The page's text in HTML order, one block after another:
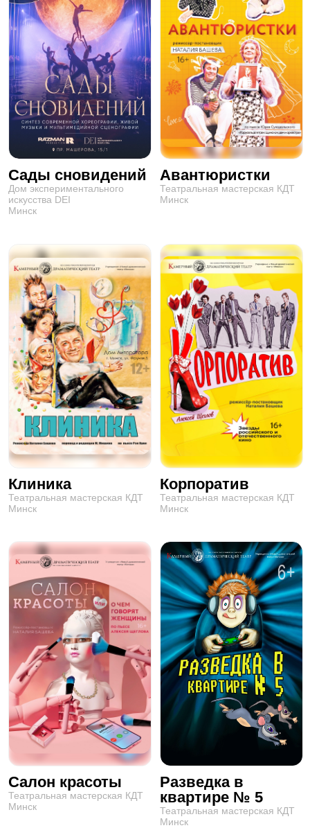
Сады сновидений
Дом экспериментального
искусства DEI
Минск
Авантюристки
Театральная мастерская КДТ
Минск
Клиника
Театральная мастерская КДТ
Минск
Корпоратив
Театральная мастерская КДТ
Минск
Салон красоты
Театральная мастерская КДТ
Минск
Разведка в
квартире № 5
Театральная мастерская КДТ
Минск